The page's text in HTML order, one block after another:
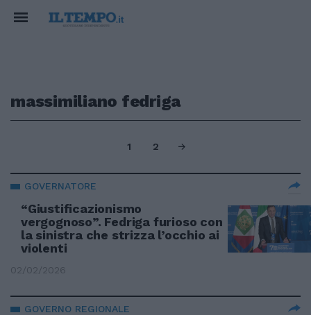
massimiliano fedriga
1 2
GOVERNATORE
“Giustificazionismo
vergognoso”. Fedriga furioso con
la sinistra che strizza l’occhio ai
violenti
02/02/2026
GOVERNO REGIONALE